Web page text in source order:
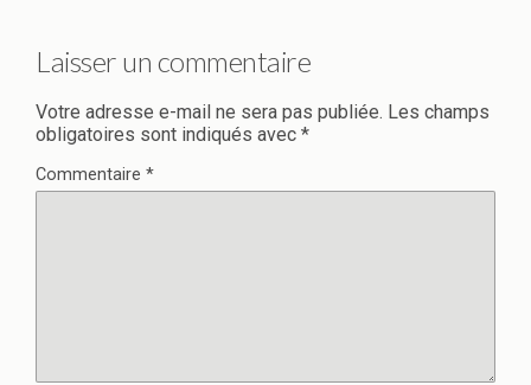
Laisser un commentaire
Votre adresse e-mail ne sera pas publiée. Les champs
obligatoires sont indiqués avec *
Commentaire *